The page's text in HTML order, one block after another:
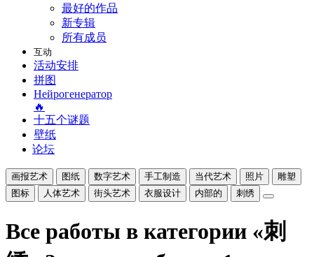
最好的作品
新专辑
所有成员
互动
活动安排
拼图
Нейрогенератор
🔥
十五个谜题
壁纸
论坛
画报艺术 图纸 数字艺术 手工制造 当代艺术 照片
雕塑
图标
人体艺术 街头艺术 衣服设计 内部的 刺绣
Все работы в категории «刺